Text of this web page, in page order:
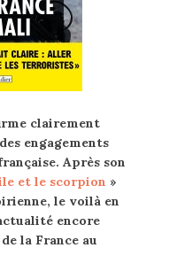
clairement
engagements
Après son
et le scorpion »
le voilà en
encore
la France au